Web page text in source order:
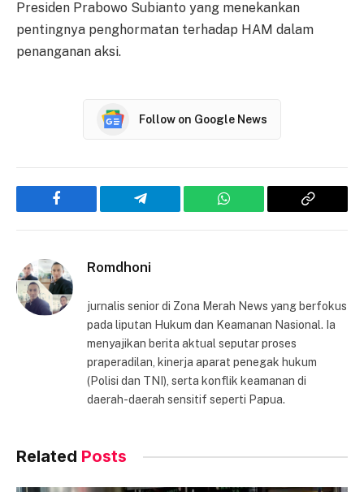
Presiden Prabowo Subianto yang menekankan
pentingnya penghormatan terhadap HAM dalam
penanganan aksi.
Follow on Google News
Facebook Telegram WhatsApp
Copy
Romdhoni
jurnalis senior di Zona Merah News yang berfokus
pada liputan Hukum dan Keamanan Nasional. Ia
menyajikan berita aktual seputar proses
praperadilan, kinerja aparat penegak hukum
(Polisi dan TNI), serta konflik keamanan di
daerah-daerah sensitif seperti Papua.
Related Posts